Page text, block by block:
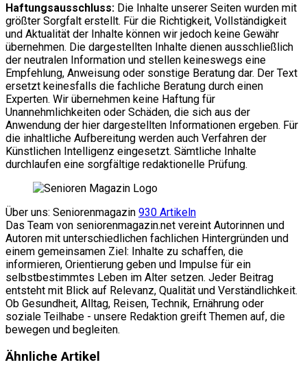
Haftungsausschluss: Die Inhalte unserer Seiten wurden mit
größter Sorgfalt erstellt. Für die Richtigkeit, Vollständigkeit
und Aktualität der Inhalte können wir jedoch keine Gewähr
übernehmen. Die dargestellten Inhalte dienen ausschließlich
der neutralen Information und stellen keineswegs eine
Empfehlung, Anweisung oder sonstige Beratung dar. Der Text
ersetzt keinesfalls die fachliche Beratung durch einen
Experten. Wir übernehmen keine Haftung für
Unannehmlichkeiten oder Schäden, die sich aus der
Anwendung der hier dargestellten Informationen ergeben. Für
die inhaltliche Aufbereitung werden auch Verfahren der
Künstlichen Intelligenz eingesetzt. Sämtliche Inhalte
durchlaufen eine sorgfältige redaktionelle Prüfung.
Über uns: Seniorenmagazin 930 Artikeln
Das Team von seniorenmagazin.net vereint Autorinnen und
Autoren mit unterschiedlichen fachlichen Hintergründen und
einem gemeinsamen Ziel: Inhalte zu schaffen, die
informieren, Orientierung geben und Impulse für ein
selbstbestimmtes Leben im Alter setzen. Jeder Beitrag
entsteht mit Blick auf Relevanz, Qualität und Verständlichkeit.
Ob Gesundheit, Alltag, Reisen, Technik, Ernährung oder
soziale Teilhabe - unsere Redaktion greift Themen auf, die
bewegen und begleiten.
Ähnliche Artikel